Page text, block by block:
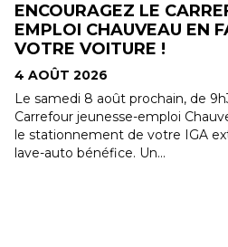
JEUNESSE-
EN FAISANT LAVER
de 9h30 à 14h, les jeunes du
Chauveau seront présents dans
IGA extra de Chauveau pour un